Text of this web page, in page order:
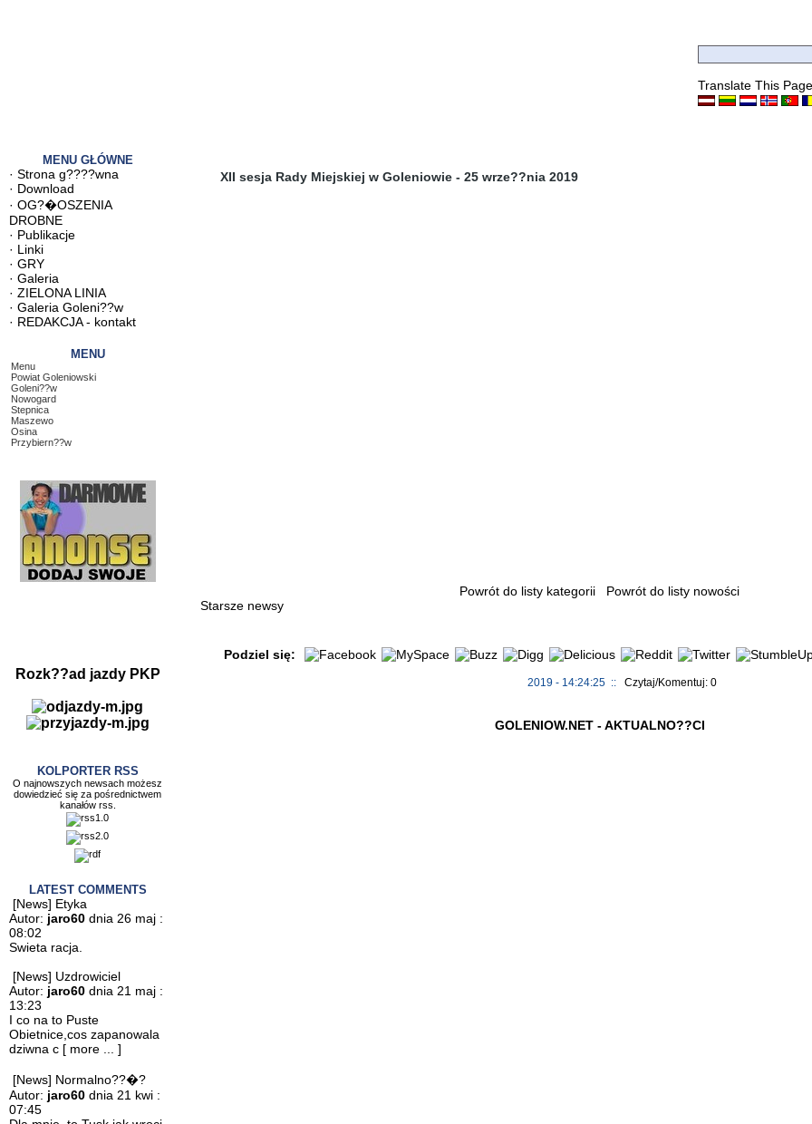
Translate This Page
MENU GŁÓWNE
· Strona g????wna
· Download
· OG?�OSZENIA
DROBNE
· Publikacje
· Linki
· GRY
· Galeria
· ZIELONA LINIA
· Galeria Goleni??w
· REDAKCJA - kontakt
MENU
Menu
Powiat Goleniowski
Goleni??w
Nowogard
Stepnica
Maszewo
Osina
Przybiern??w
Rozk??ad jazdy PKP
KOLPORTER RSS
O najnowszych newsach możesz
dowiedzieć się za pośrednictwem
kanałów rss.
LATEST COMMENTS
[News] Etyka
Autor: jaro60 dnia 26 maj :
08:02
Swieta racja.
[News] Uzdrowiciel
Autor: jaro60 dnia 21 maj :
13:23
I co na to Puste
Obietnice,cos zapanowala
dziwna c [ more ... ]
[News] Normalno??�?
Autor: jaro60 dnia 21 kwi :
07:45
XII sesja Rady Miejskiej w Goleniowie - 25 wrze??nia 2019
Powrót do listy kategorii
Powrót do listy nowości
Starsze newsy
Podziel się:
2019 - 14:24:25 ::
Czytaj/Komentuj: 0
GOLENIOW.NET - AKTUALNO??CI